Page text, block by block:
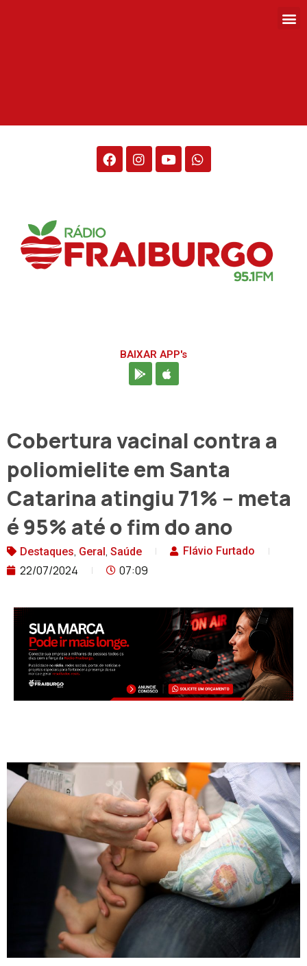
BAIXAR APP's
Cobertura vacinal contra a
poliomielite em Santa
Catarina atingiu 71% – meta
é 95% até o fim do ano
Destaques, Geral , Saúde Flávio Furtado
22/07/2024 07:09